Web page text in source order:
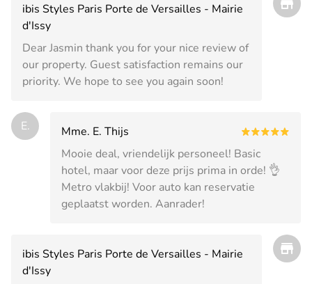
ibis Styles Paris Porte de Versailles - Mairie
d'Issy
Dear Jasmin thank you for your nice review of
our property. Guest satisfaction remains our
priority. We hope to see you again soon!
E.
Mme. E. Thijs
Mooie deal, vriendelijk personeel! Basic
hotel, maar voor deze prijs prima in orde! 👌
Metro vlakbij! Voor auto kan reservatie
geplaatst worden. Aanrader!
ibis Styles Paris Porte de Versailles - Mairie
d'Issy